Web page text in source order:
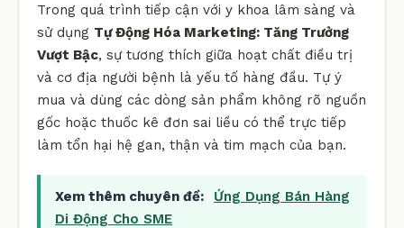
Trong quá trình tiếp cận với y khoa lâm sàng và
sử dụng Tự Động Hóa Marketing: Tăng Trưởng
Vượt Bậc, sự tương thích giữa hoạt chất điều trị
và cơ địa người bệnh là yếu tố hàng đầu. Tự ý
mua và dùng các dòng sản phẩm không rõ nguồn
gốc hoặc thuốc kê đơn sai liều có thể trực tiếp
làm tổn hại hệ gan, thận và tim mạch của bạn.
Xem thêm chuyên đề:
Ứng Dụng Bán Hàng
Di Động Cho SME